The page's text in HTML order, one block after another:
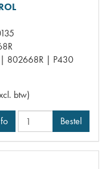
802668R | P430
btw)
Bestel